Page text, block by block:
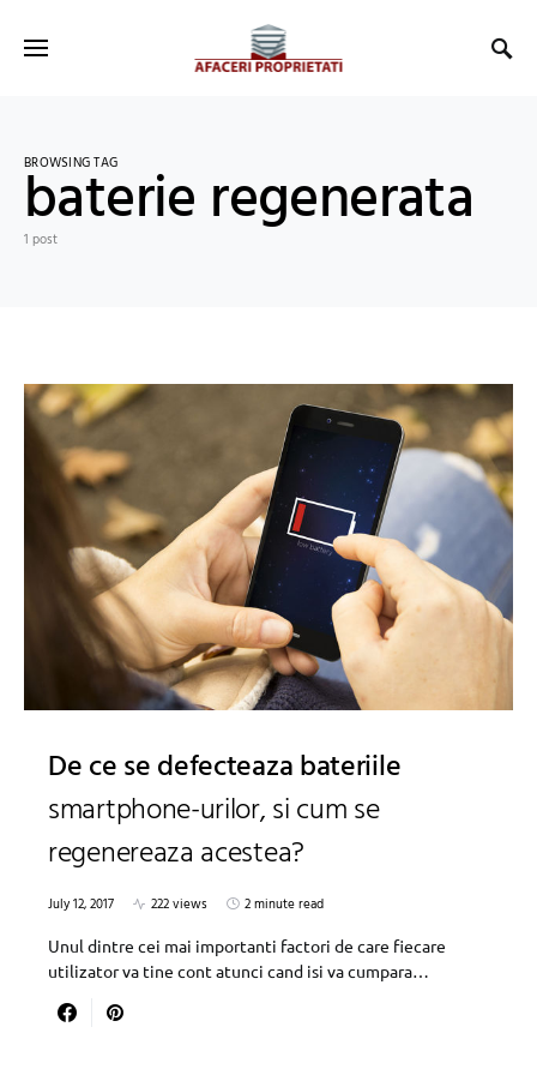
BROWSING TAG
baterie regenerata
1 post
De ce se defecteaza bateriile
smartphone-urilor, si cum se
regenereaza acestea?
July 12, 2017 222 views
2 minute read
Unul dintre cei mai importanti factori de care fiecare
utilizator va tine cont atunci cand isi va cumpara…